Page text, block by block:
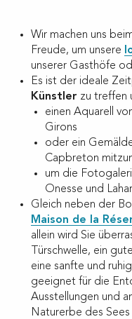
Wir machen uns
Freude, um unsere
unserer Gasthöfe
Es ist der ideale
Künstler zu treffen
einen Aquarell
Girons
oder ein
Capbreton
um die
Onesse und
Gleich neben der
Maison de la
allein wird Sie
Türschwelle, ein
eine sanfte und
geeignet für die
Ausstellungen und
Naturerbe des Sees